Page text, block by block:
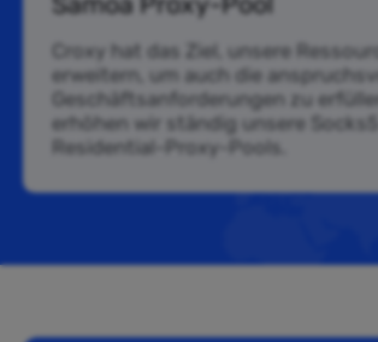
Croxy hat das Ziel, unsere
erweitern, um auch die
Geschäftsanforderungen zu
erhöhen wir ständig unsere Socks5
Residential-Proxy-Pools.